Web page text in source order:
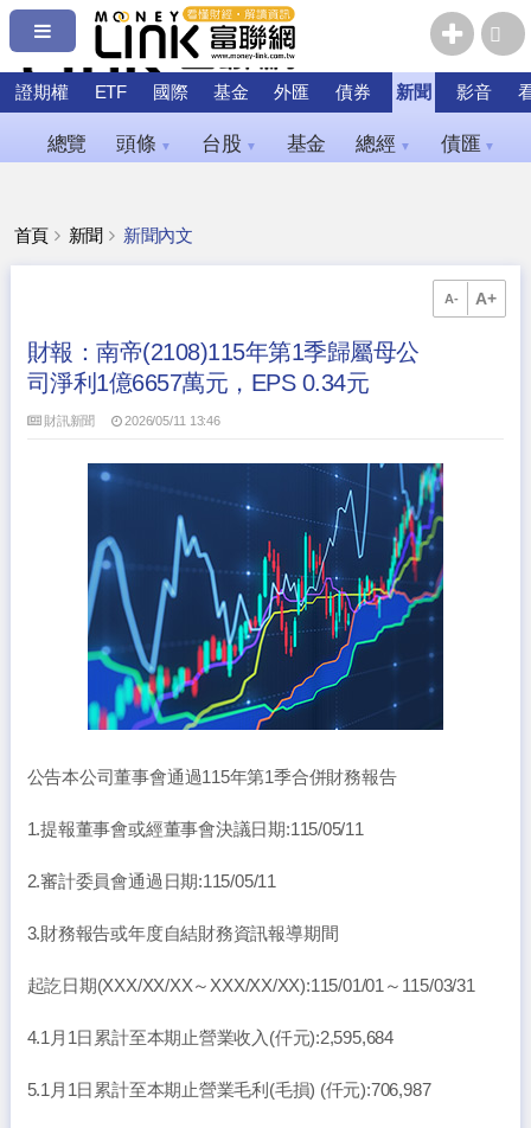
證期權 ETF 國際 基金 外匯 債券 新聞 影音
總覽 頭條 ▼ 台股 ▼ 基金 總經 ▼ 債匯 ▼
首頁 新聞 新聞內文
A- A+
財報：南帝(2108)115年第1季歸屬母公
司淨利1億6657萬元，EPS 0.34元
財訊新聞 2026/05/11 13:46
公告本公司董事會通過115年第1季合併財務報告
1.提報董事會或經董事會決議日期:115/05/11
2.審計委員會通過日期:115/05/11
3.財務報告或年度自結財務資訊報導期間
起訖日期(XXX/XX/XX～XXX/XX/XX):115/01/01～115/03/31
4.1月1日累計至本期止營業收入(仟元):2,595,684
5.1月1日累計至本期止營業毛利(毛損) (仟元):706,987